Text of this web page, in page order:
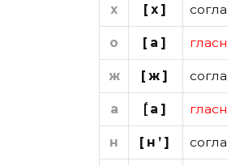
х [х]
о [а]
ж [ж]
а [́а]
н [н’]